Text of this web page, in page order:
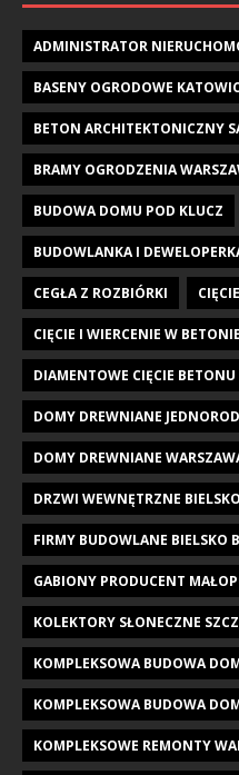
ADMINISTRATOR
BASENY OGRODOWE
BETON ARCHITEKTONICZNY
BRAMY OGRODZENIA
BUDOWA DOMU POD KLUCZ
BUDOWLANKA I
CEGŁA Z ROZBIÓRKI
CIĘCIE I WIERCENIE W BETONIE
DIAMENTOWE CIĘCIE BETONU
DOMY DREWNIANE
DOMY DREWNIANE
DRZWI WEWNĘTRZNE
FIRMY BUDOWLANE BIELSKO
GABIONY PRODUCENT
KOLEKTORY SŁONECZNE
KOMPLEKSOWA BUDOWA
KOMPLEKSOWA BUDOWA
KOMPLEKSOWE REMONTY